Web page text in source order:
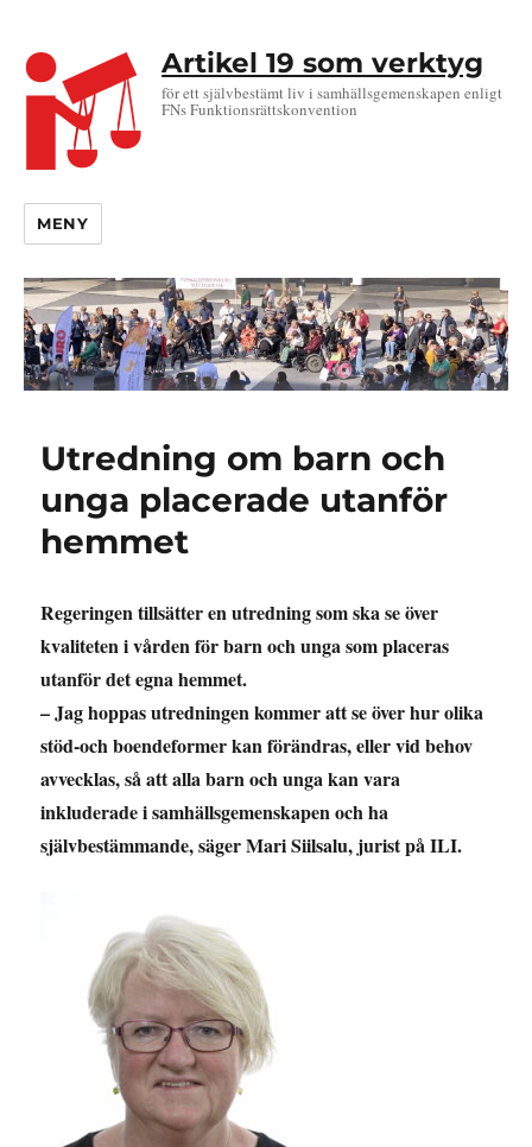
Artikel 19 som verktyg
för ett självbestämt liv i samhällsgemenskapen enligt
FNs Funktionsrättskonvention
MENY
Utredning om barn och
unga placerade utanför
hemmet
Regeringen tillsätter en utredning som ska se över
kvaliteten i vården för barn och unga som placeras
utanför det egna hemmet.
– Jag hoppas utredningen kommer att se över hur olika
stöd-och boendeformer kan förändras, eller vid behov
avvecklas, så att alla barn och unga kan vara
inkluderade i samhällsgemenskapen och ha
självbestämmande, säger Mari Siilsalu, jurist på ILI.